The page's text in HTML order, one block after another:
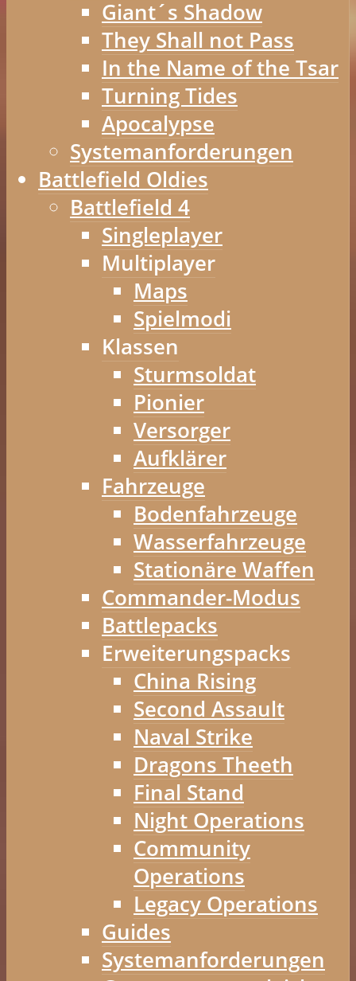
Giant´s Shadow
They Shall not Pass
In the Name of the Tsar
Turning Tides
Apocalypse
Systemanforderungen
Battlefield Oldies
Battlefield 4
Singleplayer
Multiplayer
Maps
Spielmodi
Klassen
Sturmsoldat
Pionier
Versorger
Aufklärer
Fahrzeuge
Bodenfahrzeuge
Wasserfahrzeuge
Stationäre Waffen
Commander-Modus
Battlepacks
Erweiterungspacks
China Rising
Second Assault
Naval Strike
Dragons Theeth
Final Stand
Night Operations
Community
Operations
Legacy Operations
Guides
Systemanforderungen